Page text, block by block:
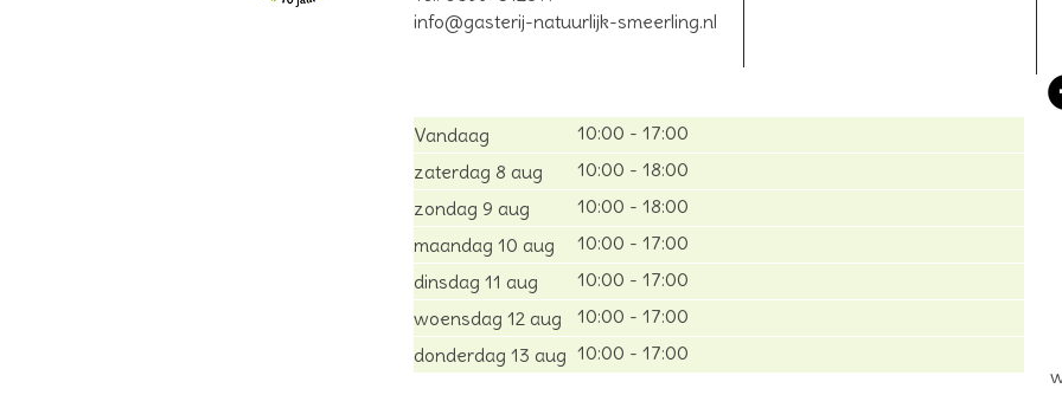
info@gasterij-natuurlijk-smeerling.nl
Vandaag
10:00 - 17:00
zaterdag 8 aug
10:00 - 18:00
zondag 9 aug
10:00 - 18:00
maandag 10 aug
10:00 - 17:00
dinsdag 11 aug
10:00 - 17:00
woensdag 12 aug
10:00 - 17:00
donderdag 13 aug 10:00 - 17:00